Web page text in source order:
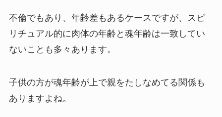
不倫でもあり、年齢差もあるケースですが、スピ
リチュアル的に肉体の年齢と魂年齢は一致してい
ないことも多々あります。
子供の方が魂年齢が上で親をたしなめてる関係も
ありますよね。